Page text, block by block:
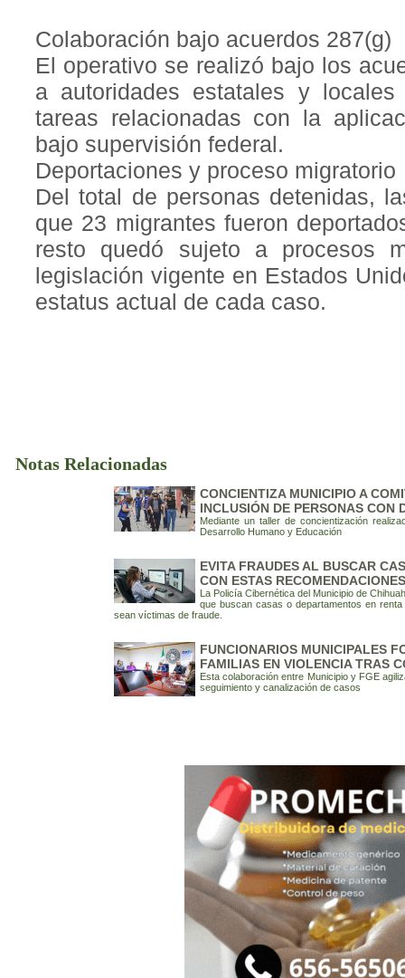
Colaboración bajo acuerdos 287(g)
El operativo se realizó bajo los
a autoridades estatales y
tareas relacionadas con la
bajo supervisión federal.
Deportaciones y proceso migratorio
Del total de personas detenidas,
que 23 migrantes fueron
resto quedó sujeto a procesos
legislación vigente en Estados
estatus actual de cada caso.
Notas Relacionadas
CONCIENTIZA MUNICIPIO A
INCLUSIÓN DE PERSONAS CON
Mediante un taller de concientización
Desarrollo Humano y Educación
EVITA FRAUDES AL BUSCAR
CON ESTAS
La Policía Cibernética del Municipio de
que buscan casas o departamentos en
sean víctimas de fraude.
FUNCIONARIOS MUNICIPALES
FAMILIAS EN VIOLENCIA TRAS
Esta colaboración entre Municipio y FGE
seguimiento y canalización de casos